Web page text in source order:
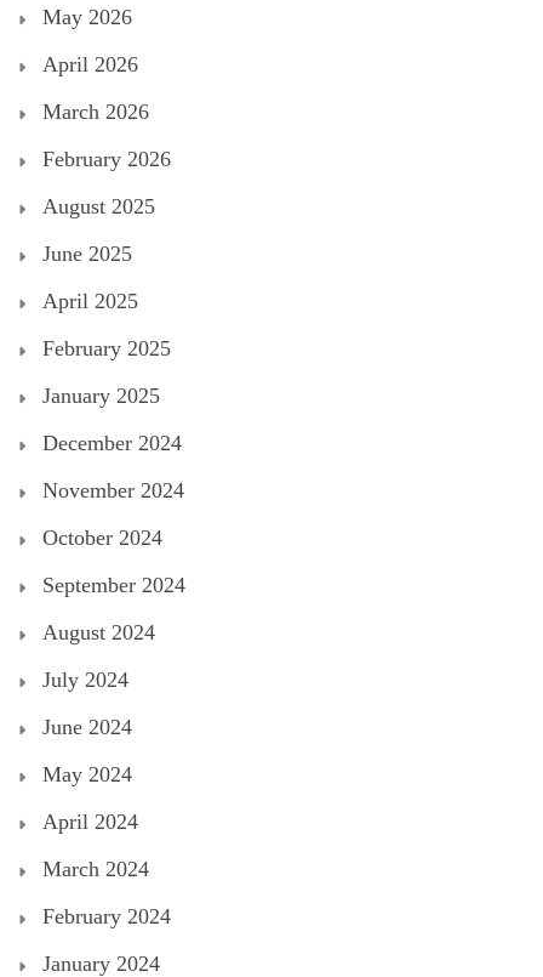
May 2026
April 2026
March 2026
February 2026
August 2025
June 2025
April 2025
February 2025
January 2025
December 2024
November 2024
October 2024
September 2024
August 2024
July 2024
June 2024
May 2024
April 2024
March 2024
February 2024
January 2024